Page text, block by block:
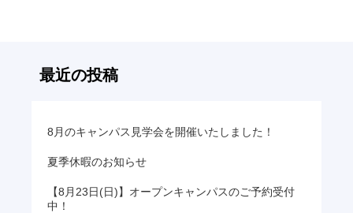
最近の投稿
8月のキャンパス見学会を開催いたしました！
夏季休暇のお知らせ
【8月23日(日)】オープンキャンパスのご予約受付
中！